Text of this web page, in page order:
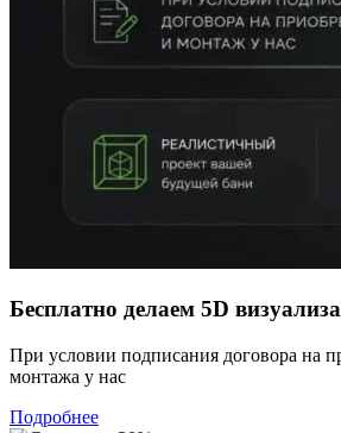
Бесплатно делаем 5D
При условии подписания договора на
монтажа у нас
Подробнее